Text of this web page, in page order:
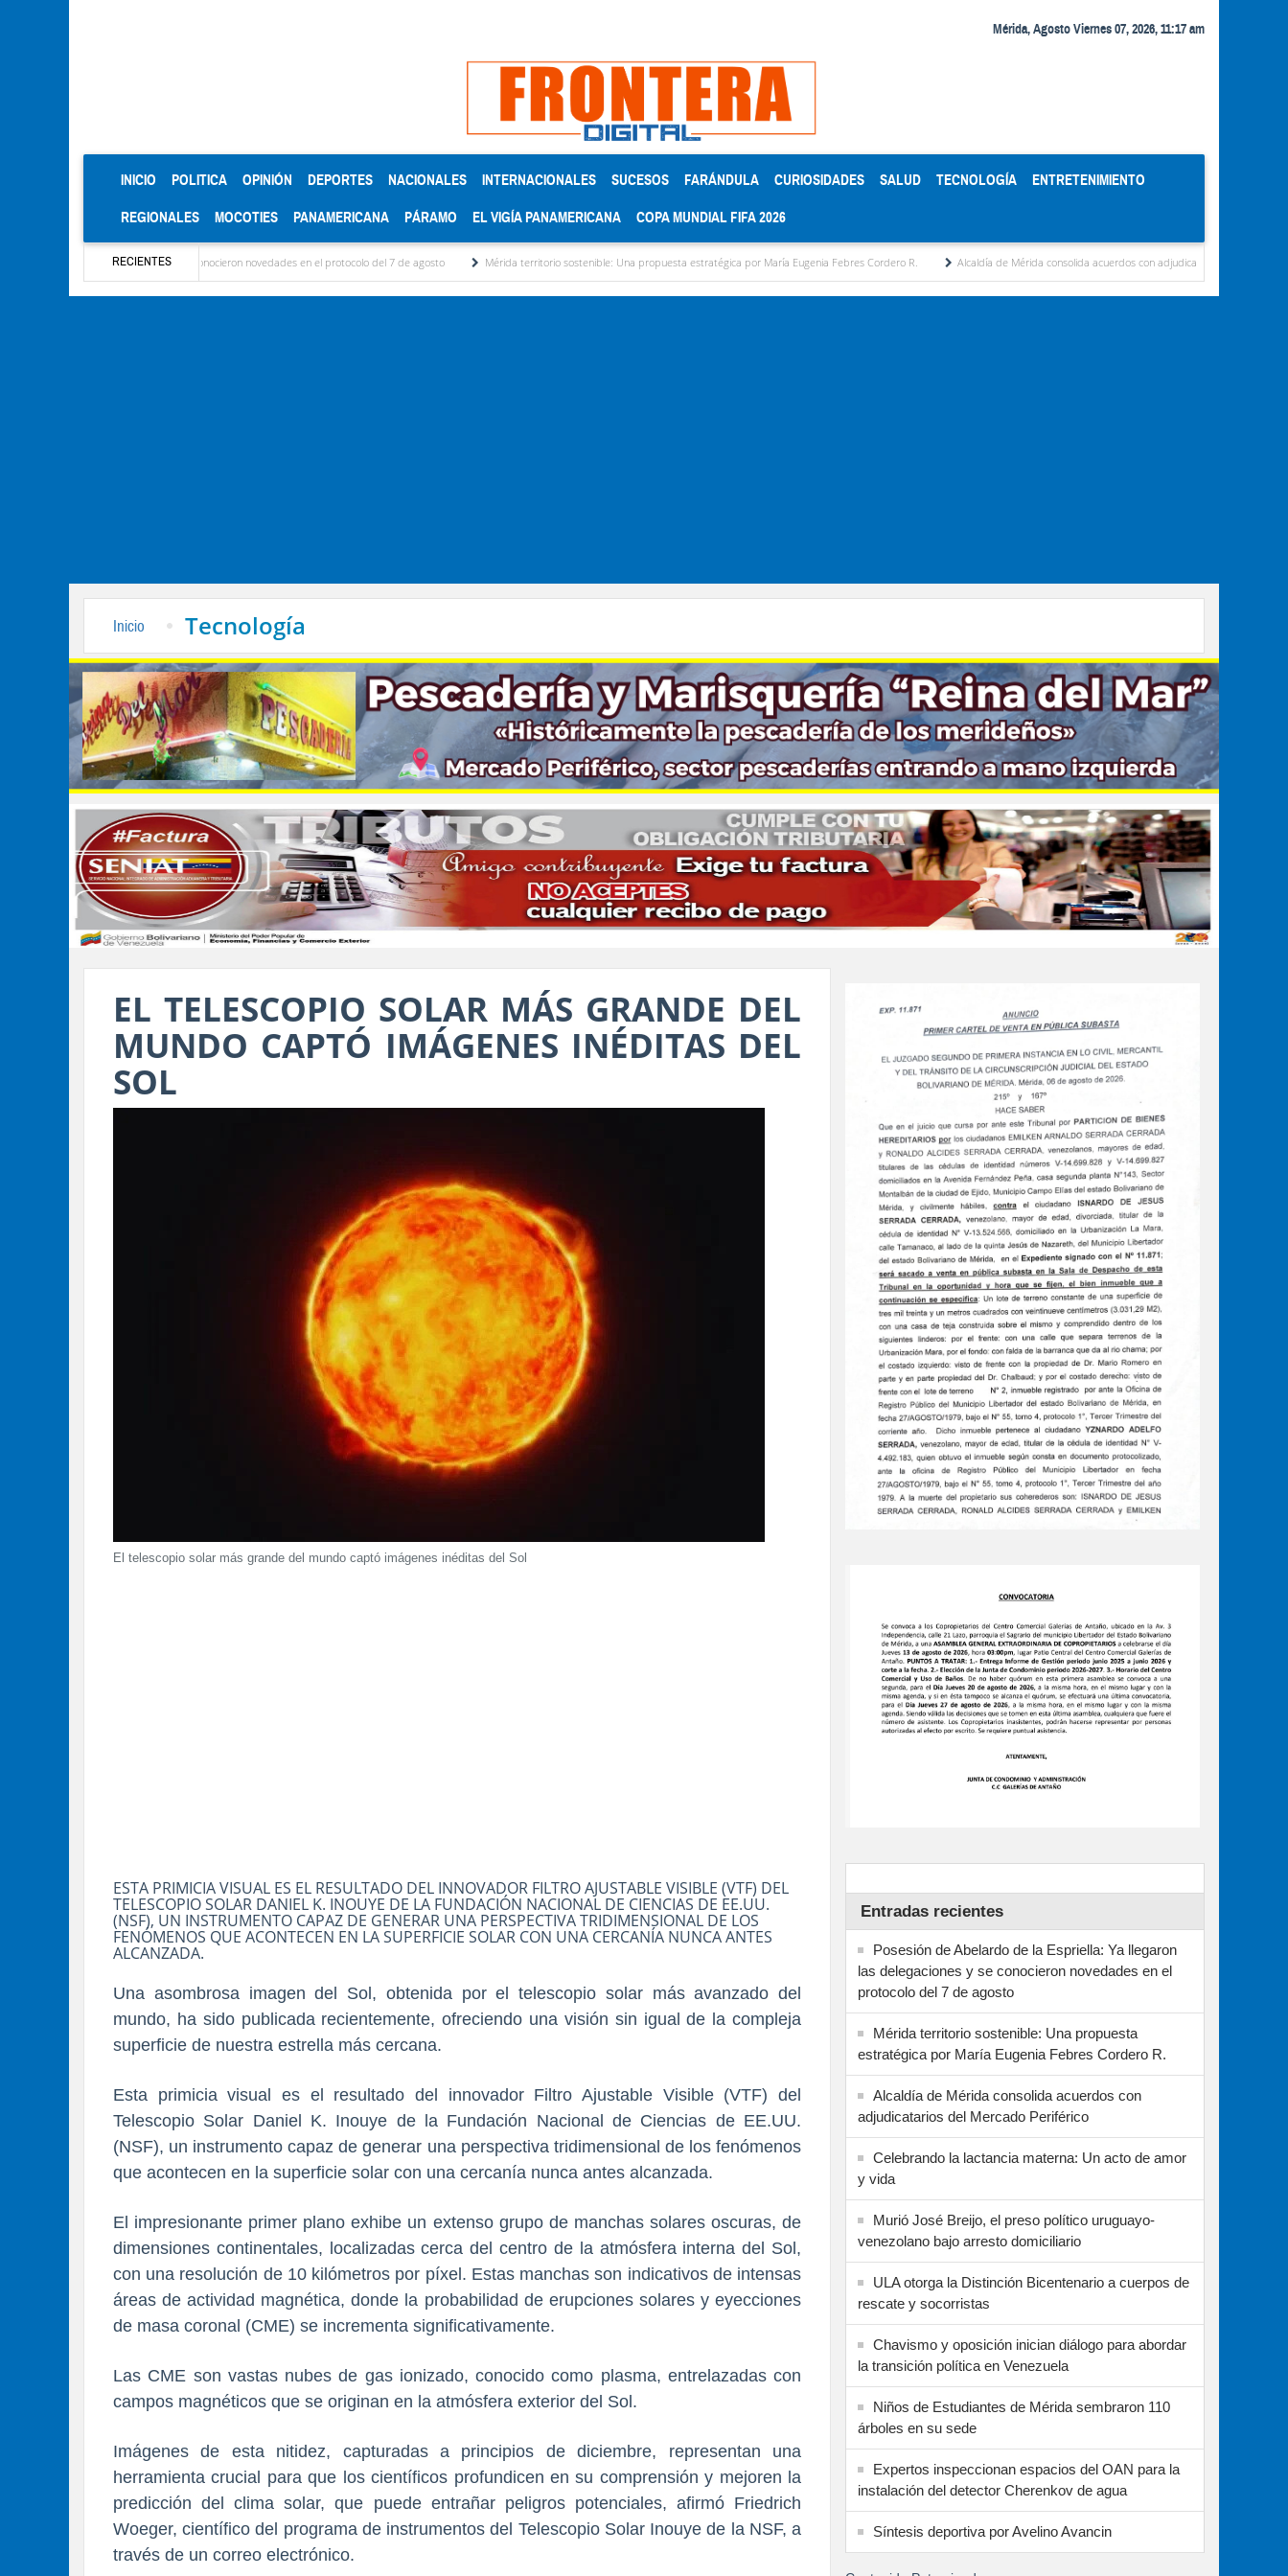
Mérida, Agosto Viernes 07, 2026, 11:17 am
INICIO (CURRENT)
POLITICA OPINIÓN DEPORTES NACIONALES INTERNACIONALES SUCESOS FARÁNDULA CURIOSIDADES SALUD TECNOLOGÍA ENTRETENIMIENTO
REGIONALES MOCOTIES PANAMERICANA PÁRAMO EL VIGÍA PANAMERICANA COPA MUNDIAL FIFA 2026
RECIENTES
y se conocieron novedades en el protocolo del 7 de agosto Mérida territorio sostenible: Una propuesta estratégica por María Eugenia Febres Cordero R. Alcaldía de Mérida consolida acuerdos con adjudicatarios del Mercado Periférico
Inicio Tecnología
EL TELESCOPIO SOLAR MÁS GRANDE DEL
MUNDO CAPTÓ IMÁGENES INÉDITAS DEL
SOL
El telescopio solar más grande del mundo captó imágenes inéditas del Sol
ESTA PRIMICIA VISUAL ES EL RESULTADO DEL INNOVADOR FILTRO AJUSTABLE VISIBLE (VTF) DEL
TELESCOPIO SOLAR DANIEL K. INOUYE DE LA FUNDACIÓN NACIONAL DE CIENCIAS DE EE.UU.
(NSF), UN INSTRUMENTO CAPAZ DE GENERAR UNA PERSPECTIVA TRIDIMENSIONAL DE LOS
FENÓMENOS QUE ACONTECEN EN LA SUPERFICIE SOLAR CON UNA CERCANÍA NUNCA ANTES
ALCANZADA.
Una asombrosa imagen del Sol, obtenida por el telescopio solar más avanzado del
mundo, ha sido publicada recientemente, ofreciendo una visión sin igual de la compleja
superficie de nuestra estrella más cercana.
Esta primicia visual es el resultado del innovador Filtro Ajustable Visible (VTF) del
Telescopio Solar Daniel K. Inouye de la Fundación Nacional de Ciencias de EE.UU.
(NSF), un instrumento capaz de generar una perspectiva tridimensional de los fenómenos
que acontecen en la superficie solar con una cercanía nunca antes alcanzada.
El impresionante primer plano exhibe un extenso grupo de manchas solares oscuras, de
dimensiones continentales, localizadas cerca del centro de la atmósfera interna del Sol,
con una resolución de 10 kilómetros por píxel. Estas manchas son indicativos de intensas
áreas de actividad magnética, donde la probabilidad de erupciones solares y eyecciones
de masa coronal (CME) se incrementa significativamente.
Las CME son vastas nubes de gas ionizado, conocido como plasma, entrelazadas con
campos magnéticos que se originan en la atmósfera exterior del Sol.
Imágenes de esta nitidez, capturadas a principios de diciembre, representan una
herramienta crucial para que los científicos profundicen en su comprensión y mejoren la
predicción del clima solar, que puede entrañar peligros potenciales, afirmó Friedrich
Woeger, científico del programa de instrumentos del Telescopio Solar Inouye de la NSF, a
través de un correo electrónico.
Entradas recientes
Posesión de Abelardo de la Espriella: Ya llegaron
las delegaciones y se conocieron novedades en el
protocolo del 7 de agosto
Mérida territorio sostenible: Una propuesta
estratégica por María Eugenia Febres Cordero R.
Alcaldía de Mérida consolida acuerdos con
adjudicatarios del Mercado Periférico
Celebrando la lactancia materna: Un acto de amor
y vida
Murió José Breijo, el preso político uruguayo-
venezolano bajo arresto domiciliario
ULA otorga la Distinción Bicentenario a cuerpos de
rescate y socorristas
Chavismo y oposición inician diálogo para abordar
la transición política en Venezuela
Niños de Estudiantes de Mérida sembraron 110
árboles en su sede
Expertos inspeccionan espacios del OAN para la
instalación del detector Cherenkov de agua
Síntesis deportiva por Avelino Avancin